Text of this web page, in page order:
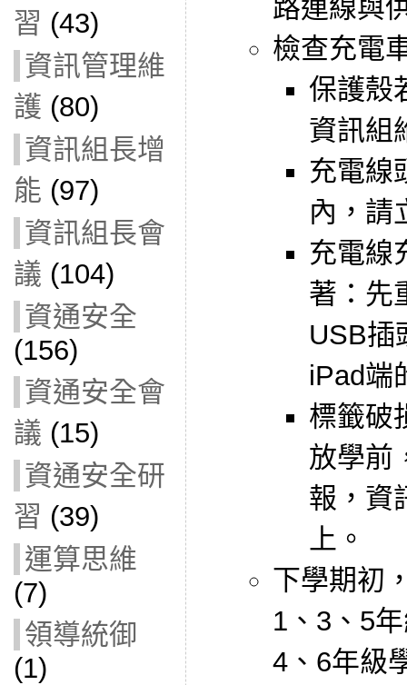
習 (43)
資訊管理維
護 (80)
資訊組長增
能 (97)
資訊組長會
議 (104)
資通安全
(156)
資通安全會
議 (15)
資通安全研
習 (39)
運算思維
(7)
領導統御
(1)
路連線與
檢查充電
保護殼
資訊組
充電線
內，請
充電線
著：先
USB插
iPad端
標籤破
放學前
報，資
上。
下學期初
1、3、5
4、6年級